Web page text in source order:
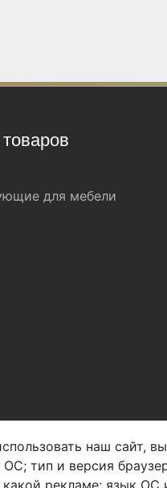
для мебели
г. Щелково, пер.
наш сайт,
тип и версия
рекламе; язык ОС